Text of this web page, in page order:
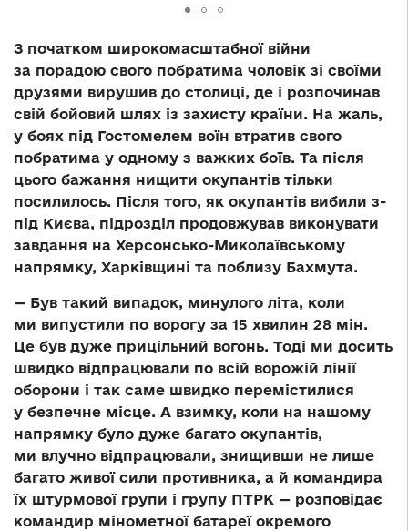
З початком широкомасштабної війни
за порадою свого побратима чоловік зі своїми
друзями вирушив до столиці, де і розпочинав
свій бойовий шлях із захисту країни. На жаль,
у боях під Гостомелем воїн втратив свого
побратима у одному з важких боїв. Та після
цього бажання нищити окупантів тільки
посилилось. Після того, як окупантів вибили з-
під Києва, підрозділ продовжував виконувати
завдання на Херсонсько-Миколаївському
напрямку, Харківщині та поблизу Бахмута.
— Був такий випадок, минулого літа, коли
ми випустили по ворогу за 15 хвилин 28 мін.
Це був дуже прицільний вогонь. Тоді ми досить
швидко відпрацювали по всій ворожій лінії
оборони і так саме швидко перемістилися
у безпечне місце. А взимку, коли на нашому
напрямку було дуже багато окупантів,
ми влучно відпрацювали, знищивши не лише
багато живої сили противника, а й командира
їх штурмової групи і групу ПТРК — розповідає
командир мінометної батареї окремого